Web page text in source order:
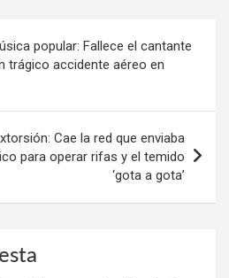
popular: Fallece el cantante
trágico accidente aéreo en
Cae la red que enviaba
para operar rifas y el temido
‘gota a gota’